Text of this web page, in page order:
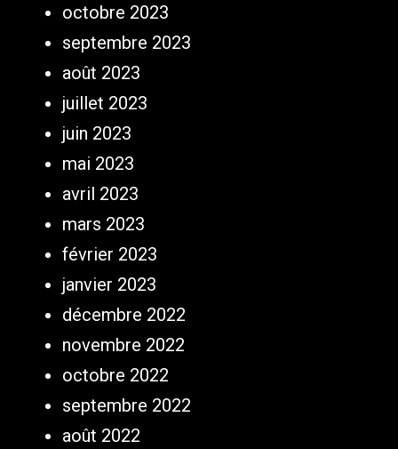
octobre 2023
septembre 2023
août 2023
juillet 2023
juin 2023
mai 2023
avril 2023
mars 2023
février 2023
janvier 2023
décembre 2022
novembre 2022
octobre 2022
septembre 2022
août 2022